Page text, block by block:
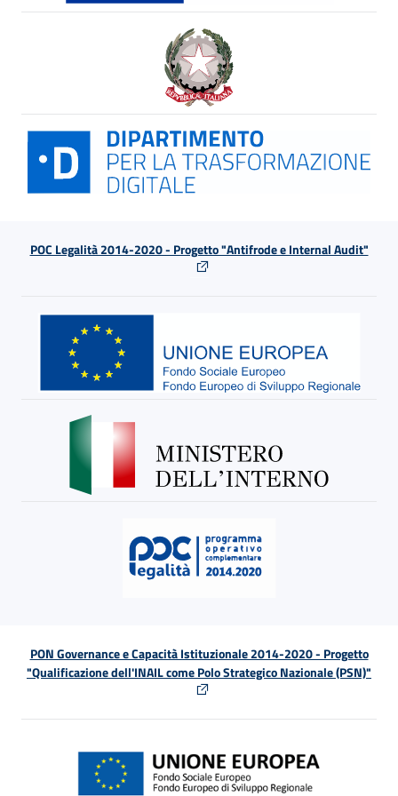
POC Legalità 2014-2020 - Progetto "Antifrode e Internal Audit"
PON Governance e Capacità Istituzionale 2014-2020 - Progetto
"Qualificazione dell'INAIL come Polo Strategico Nazionale (PSN)"